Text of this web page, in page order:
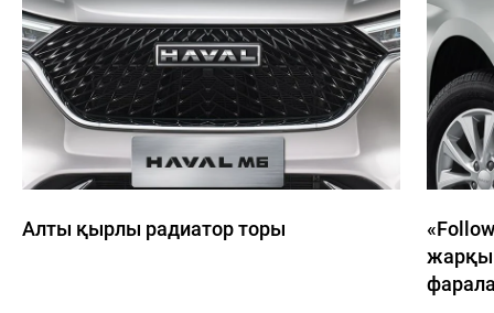
Алты қырлы радиатор торы